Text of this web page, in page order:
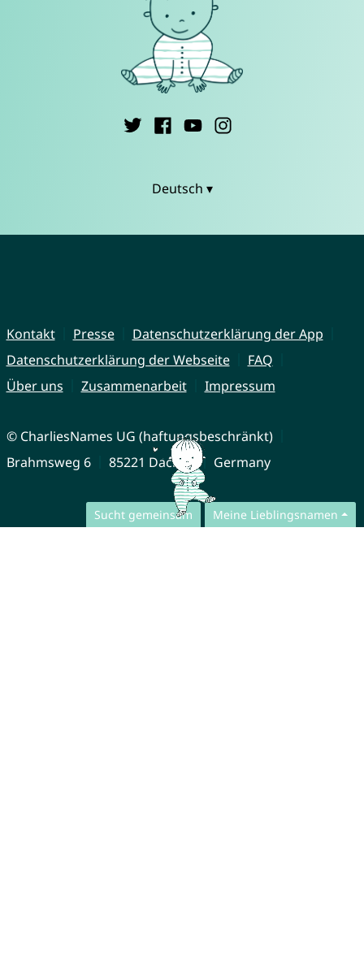
Sucht gemeinsam Meine Lieblingsnamen
Deutsch ▾
Kontakt Presse
Datenschutzerklärung der App
Datenschutzerklärung der Webseite
FAQ
Über uns
Zusammenarbeit Impressum
© CharliesNames UG (haftungsbeschränkt)
Brahmsweg 6
85221 Dachau Germany